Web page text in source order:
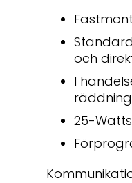
och
I
räddning
25-